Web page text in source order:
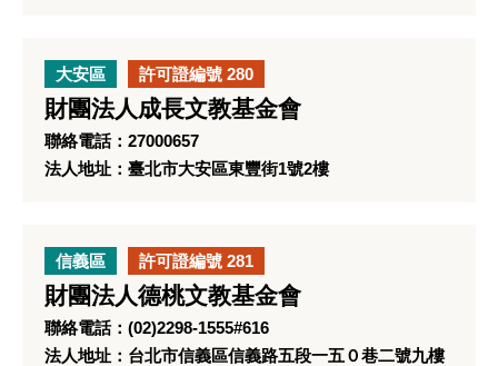
大安區 許可證編號 280
財團法人成長文教基金會
聯絡電話：27000657
法人地址：臺北市大安區東豐街1號2樓
信義區 許可證編號 281
財團法人德桃文教基金會
聯絡電話：(02)2298-1555#616
法人地址：台北市信義區信義路五段一五０巷二號九樓